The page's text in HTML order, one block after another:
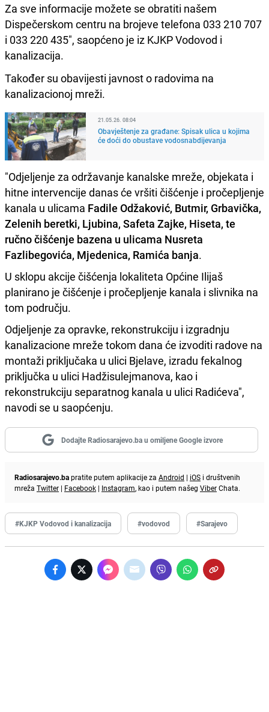
Za sve informacije možete se obratiti našem
Dispečerskom centru na brojeve telefona 033 210 707
i 033 220 435", saopćeno je iz KJKP Vodovod i
kanalizacija.
Također su obavijesti javnost o radovima na
kanalizacionoj mreži.
21.05.26. 08:04
Obavještenje za građane: Spisak ulica u kojima
će doći do obustave vodosnabdijevanja
"Odjeljenje za održavanje kanalske mreže, objekata i
hitne intervencije danas će vršiti čišćenje i pročepljenje
kanala u ulicama Fadile Odžaković, Butmir, Grbavička,
Zelenih beretki, Ljubina, Safeta Zajke, Hiseta, te
ručno čišćenje bazena u ulicama Nusreta
Fazlibegovića, Mjedenica, Ramića banja.
U sklopu akcije čišćenja lokaliteta Općine Ilijaš
planirano je čišćenje i pročepljenje kanala i slivnika na
tom području.
Odjeljenje za opravke, rekonstrukciju i izgradnju
kanalizacione mreže tokom dana će izvoditi radove na
montaži priključaka u ulici Bjelave, izradu fekalnog
priključka u ulici Hadžisulejmanova, kao i
rekonstrukciju separatnog kanala u ulici Radićeva",
navodi se u saopćenju.
Dodajte Radiosarajevo.ba u omiljene Google izvore
Radiosarajevo.bapratite putem aplikacije za Android | iOS i društvenih
mreža Twitter | Facebook | Instagram, kao i putem našeg ViberChata.
#KJKP Vodovod i kanalizacija #vodovod #Sarajevo